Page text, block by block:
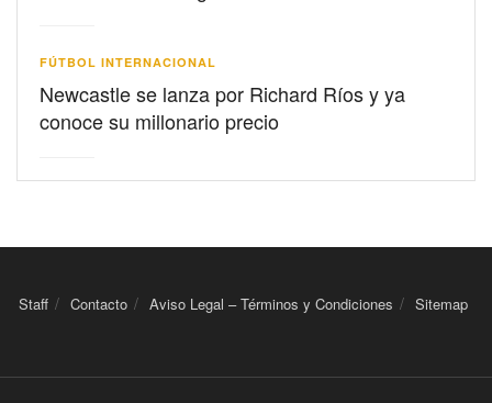
FÚTBOL INTERNACIONAL
Newcastle se lanza por Richard Ríos y ya
conoce su millonario precio
Staff Contacto Aviso Legal – Términos y Condiciones Sitemap